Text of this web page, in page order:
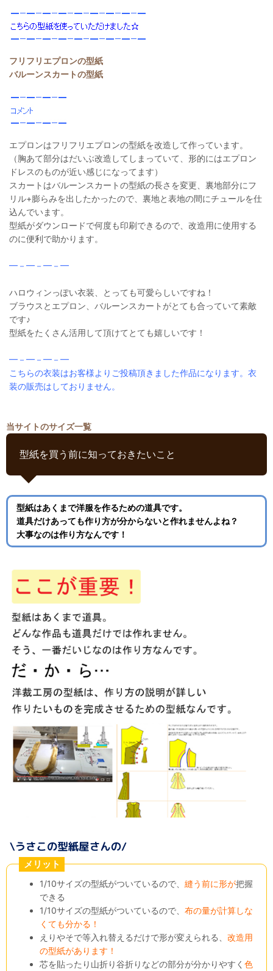
フリフリエプロンの型紙
バルーンスカートの型紙
エプロンはフリフリエプロンの型紙を改造して作っています。
（胸あて部分はだいぶ改造してしまっていて、形的にはエプロン
ドレスのものが近い感じになってます）
スカートはバルーンスカートの型紙の長さを変更、裏地部分にフ
リル+膨らみを出したかったので、裏地と表地の間にチュールを仕
込んでいます。
型紙がダウンロードで何度も印刷できるので、改造用に使用する
のに便利で助かります。
━－━－━－━
ハロウィンっぽい衣装、とっても可愛らしいですね！
ブラウスとエプロン、バルーンスカートがとても合っていて素敵
です♪
型紙をたくさん活用して頂けてとても嬉しいです！
━－━－━－━
こちらの衣装はお客様よりご投稿頂きました作品になります。衣
装の販売はしておりません。
当サイトのサイズ一覧
型紙を買う前に知っておきたいこと
型紙はあくまで洋服を作るための道具です。
道具だけあっても作り方が分からないと作れませんよね？
大事なのは作り方なんです！
メリット
1/10サイズの型紙がついているので、縫う前に形が把握
できる
1/10サイズの型紙がついているので、布の量が計算しな
くても分かる！
えりやそで等入れ替えるだけで形が変えられる、改造用
の型紙があります！
芯を貼ったり山折り谷折りなどの部分が分かりやすく色